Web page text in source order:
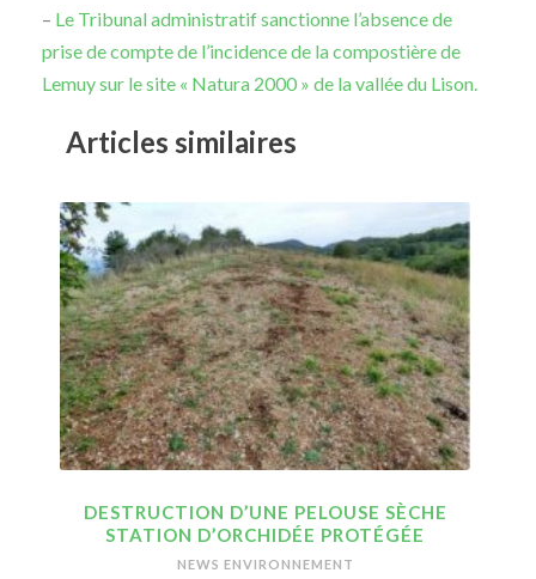
– Le Tribunal administratif sanctionne l’absence de
prise de compte de l’incidence de la compostière de
Lemuy sur le site « Natura 2000 » de la vallée du Lison.
Articles similaires
DESTRUCTION D’UNE PELOUSE SÈCHE
STATION D’ORCHIDÉE PROTÉGÉE
NEWS ENVIRONNEMENT